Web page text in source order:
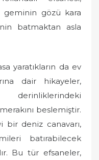
gözü kara
batmaktan asla
yaratıkların da ev
dair hikayeler,
beslemiştir.
bir deniz canavarı,
batırabilecek
Bu tür efsaneler,